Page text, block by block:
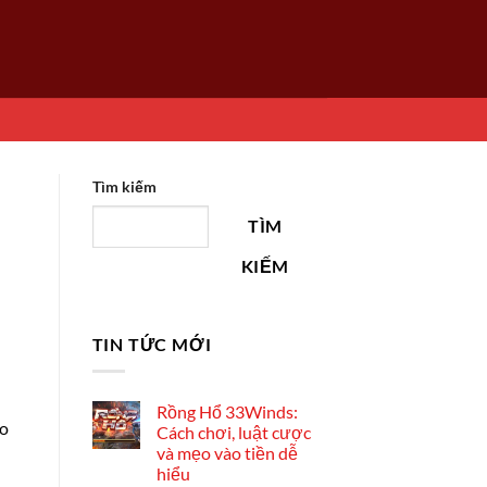
Tìm kiếm
TÌM
KIẾM
TIN TỨC MỚI
Rồng Hổ 33Winds:
Cách chơi, luật cược
và mẹo vào tiền dễ
hiểu